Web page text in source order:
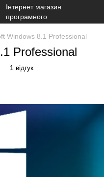
Windows 8.1 Professional
Professional
1 відгук